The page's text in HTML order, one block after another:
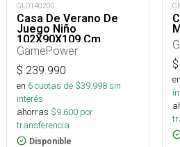
GLO140200
Casa De Verano De
Juego Niño
102X90X109 Cm
GamePower
$ 239.990
en 6cuotas de $39.998sin
interés
ahorras $9.600 por
transferencia.
Disponible
$
en